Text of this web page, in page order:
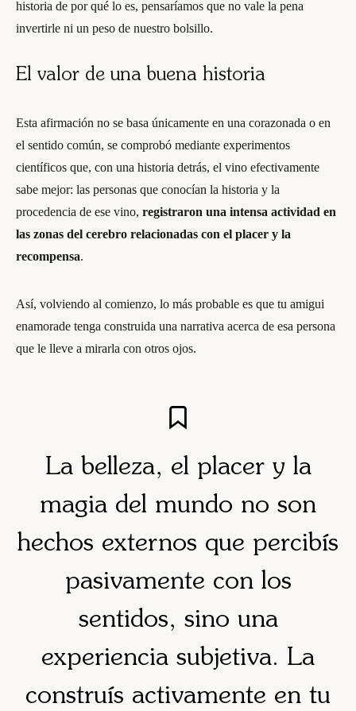
historia de por qué lo es, pensaríamos que no vale la pena
invertirle ni un peso de nuestro bolsillo.
El valor de una buena historia
Esta afirmación no se basa únicamente en una corazonada o en
el sentido común, se comprobó mediante experimentos
científicos que, con una historia detrás, el vino efectivamente
sabe mejor: las personas que conocían la historia y la
procedencia de ese vino, registraron una intensa actividad en
las zonas del cerebro relacionadas con el placer y la
recompensa.
Así, volviendo al comienzo, lo más probable es que tu amigui
enamorade tenga construida una narrativa acerca de esa persona
que le lleve a mirarla con otros ojos.
La belleza, el placer y la
magia del mundo no son
hechos externos que percibís
pasivamente con los
sentidos, sino una
experiencia subjetiva. La
construís activamente en tu